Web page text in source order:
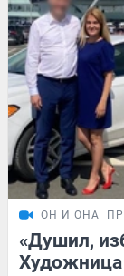
ОН И ОНА
«Душил,